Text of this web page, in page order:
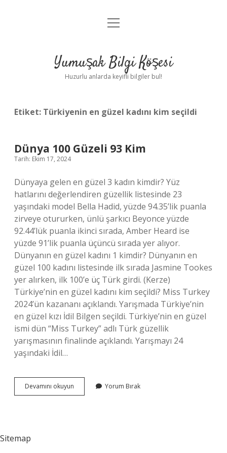
Anasayfa
Yasal Uyarı
menüyü
Yumuşak Bilgi Köşesi
Huzurlu anlarda keyifli bilgiler bul!
Etiket: Türkiyenin en güzel kadını kim seçildi
Dünya 100 Güzeli 93 Kim
Tarih: Ekim 17, 2024
Dünyaya gelen en güzel 3 kadın kimdir? Yüz
hatlarını değerlendiren güzellik listesinde 23
yaşındaki model Bella Hadid, yüzde 94.35’lik puanla
zirveye otururken, ünlü şarkıcı Beyonce yüzde
92.44’lük puanla ikinci sırada, Amber Heard ise
yüzde 91’lik puanla üçüncü sırada yer alıyor.
Dünyanın en güzel kadını 1 kimdir? Dünyanın en
güzel 100 kadını listesinde ilk sırada Jasmine Tookes
yer alırken, ilk 100’e üç Türk girdi. (Kerze)
Türkiye’nin en güzel kadını kim seçildi? Miss Turkey
2024’ün kazananı açıklandı. Yarışmada Türkiye’nin
en güzel kızı İdil Bilgen seçildi. Türkiye’nin en güzel
ismi dün “Miss Turkey” adlı Türk güzellik
yarışmasının finalinde açıklandı. Yarışmayı 24
yaşındaki İdil…
Devamını okuyun
100
Yorum Bırak
Sitemap